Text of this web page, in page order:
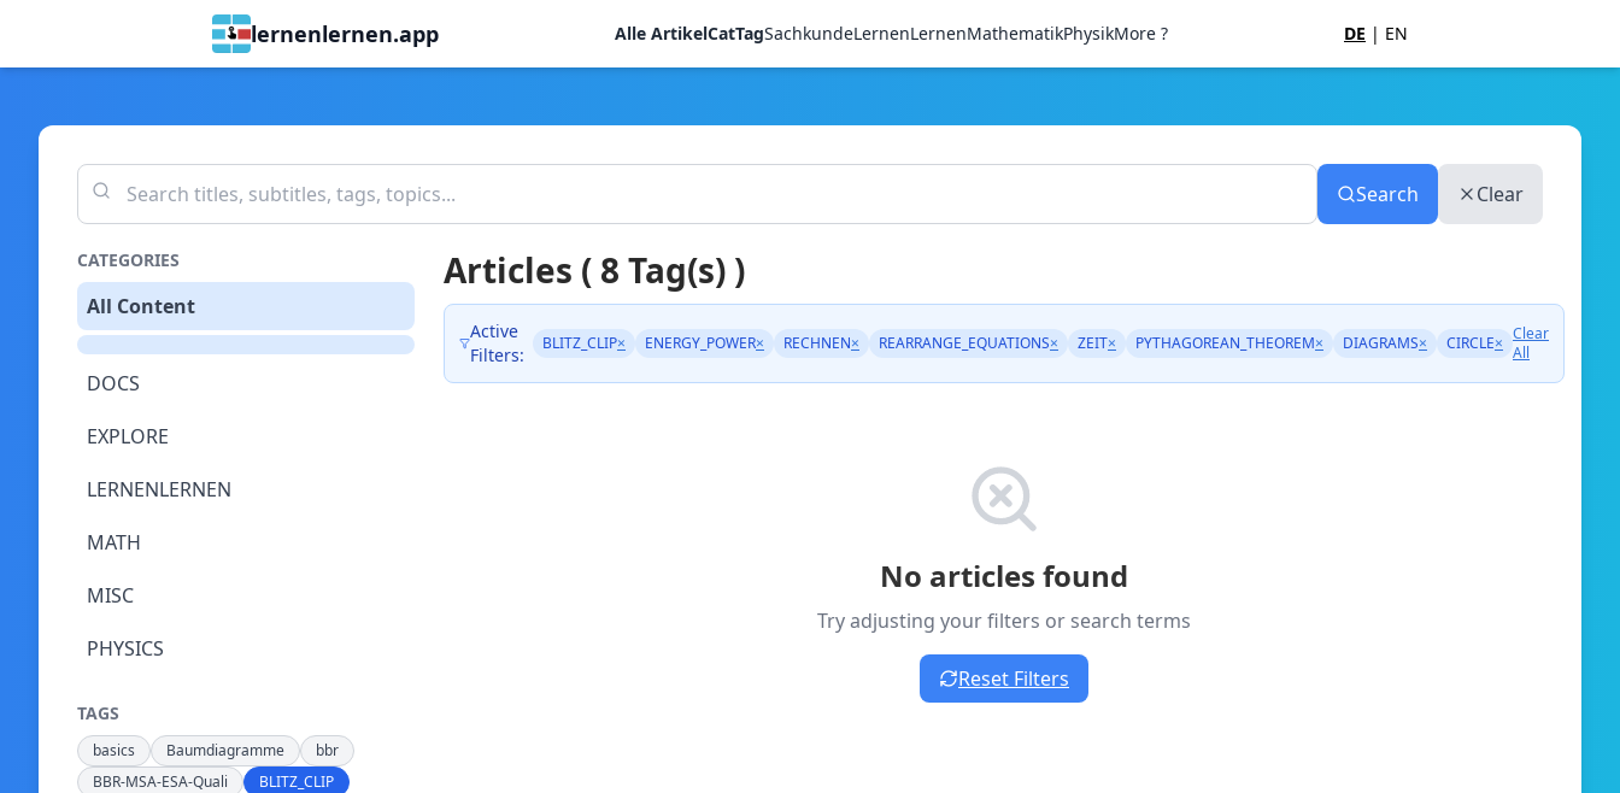
lernenlernen.app Alle ArtikelCatTagSachkundeLernenLernenMathematikPhysikMore ? DE | EN
Search Clear
CATEGORIES
All Content
DOCS
EXPLORE
LERNENLERNEN
MATH
MISC
PHYSICS
TAGS
basics Baumdiagramme
bbr
BBR-MSA-ESA-Quali
BLITZ_CLIP
Articles ( 8 Tag(s) )
Active
Filters:
BLITZ_CLIP× ENERGY_POWER× RECHNEN× REARRANGE_EQUATIONS× ZEIT× PYTHAGOREAN_THEOREM× DIAGRAMS× CIRCLE× Clear
All
No articles found
Try adjusting your filters or search terms
Reset Filters